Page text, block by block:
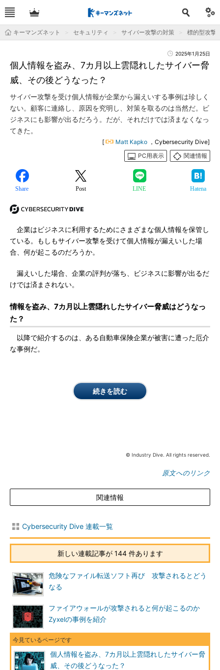
キーマンズネット セキュリティ サイバー攻撃の対策 標的型攻撃
2025年1月25日
個人情報を盗み、7カ月以上雲隠れしたサイバー脅
威、その後どうなった？
サイバー攻撃を受け個人情報が企業から漏えいする事例は珍しく
ない。顧客に連絡し、原因を究明し、対策を取るのは当然だ。ビ
ジネスにも影響が出るだろう。だが、それだけでは済まなくなっ
てきた。
[ Matt Kapko ，Cybersecurity Dive]
PC用表示
関連情報
Share Post LINE Hatena
企業はビジネスに利用するためにさまざまな個人情報を保管し
ている。もしもサイバー攻撃を受けて個人情報が漏えいした場
合、何が起こるのだろうか。
漏えいした場合、企業の評判が落ち、ビジネスに影響が出るだ
けでは済まされない。
情報を盗み、7カ月以上雲隠れしたサイバー脅威はどうなっ
た？
以降で紹介するのは、ある自動車保険企業が被害に遭った厄介
な事例だ。
続きを読む
© Industry Dive. All rights reserved.
原文へのリンク
関連情報
Cybersecurity Dive 連載一覧
新しい連載記事が 144 件あります
危険なファイル転送ソフト再び 攻撃されるとどう
なる
ファイアウォールが攻撃されると何が起こるのか
Zyxelの事例を紹介
個人情報を盗み、7カ月以上雲隠れしたサイバー脅
威、その後どうなった？